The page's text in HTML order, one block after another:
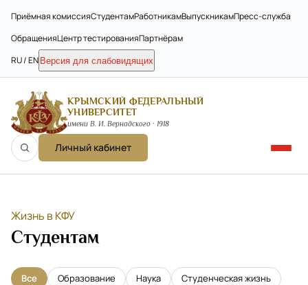
Приёмная комиссияСтудентамРаботникамВыпускникамПресс-служба
ОбращенияЦентр тестированияПартнёрам
RU / EN Версия для слабовидящих
КРЫМСКИЙ ФЕДЕРАЛЬНЫЙ
УНИВЕРСИТЕТ
имени В. И. Вернадского · 1918
Личный кабинет
Жизнь в КФУ
Студентам
Все Образование Наука
Студенческая жизнь